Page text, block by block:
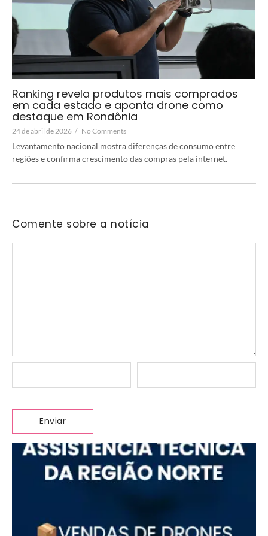
Ranking revela produtos mais comprados
em cada estado e aponta drone como
destaque em Rondônia
24 de abril de 2026 / No Comments
Levantamento nacional mostra diferenças de consumo entre
regiões e confirma crescimento das compras pela internet.
Comente sobre a notícia